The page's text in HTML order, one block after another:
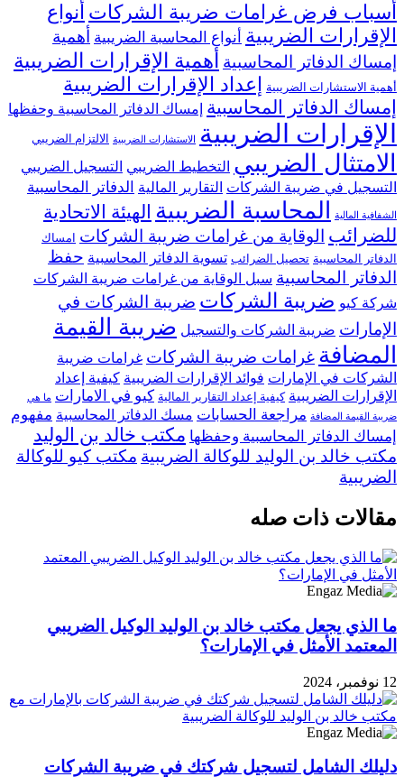
أسباب فرض غرامات ضريبة الشركات أنواع
الإقرارات الضريبية أنواع المحاسبة الضريبية أهمية
إمساك الدفاتر المحاسبية أهمية الإقرارات الضريبية
أهمية الاستشارات الضريبية إعداد الإقرارات الضريبية
إمساك الدفاتر المحاسبية إمساك الدفاتر المحاسبية وحفظها
الإقرارات الضريبية الاستشارات الضريبية الالتزام الضريبي
الامتثال الضريبي التخطيط الضريبي التسجيل الضريبي
التسجيل في ضريبة الشركات التقارير المالية الدفاتر المحاسبية
الشفافية المالية المحاسبة الضريبية الهيئة الاتحادية
للضرائب الوقاية من غرامات ضريبة الشركات امساك
الدفاتر المحاسبية تحصيل الضرائب تسوية الدفاتر المحاسبية حفظ
الدفاتر المحاسبية سبل الوقاية من غرامات ضريبة الشركات
شركة كيو ضريبة الشركات ضريبة الشركات في
الإمارات ضريبة الشركات والتسجيل ضريبة القيمة
المضافة غرامات ضريبة الشركات غرامات ضريبة
الشركات في الإمارات فوائد الإقرارات الضريبية كيفية إعداد
الإقرارات الضريبية كيفية إعداد التقارير المالية كيو في الامارات ما هي
ضريبة القيمة المضافة مراجعة الحسابات مسك الدفاتر المحاسبية مفهوم
إمساك الدفاتر المحاسبية وحفظها مكتب خالد بن الوليد
مكتب خالد بن الوليد للوكالة الضريبية مكتب كيو للوكالة
الضريبية
مقالات ذات صله
ما الذي يجعل مكتب خالد بن الوليد الوكيل الضريبي
المعتمد الأمثل في الإمارات؟
12 نوفمبر، 2024
دليلك الشامل لتسجيل شركتك في ضريبة الشركات